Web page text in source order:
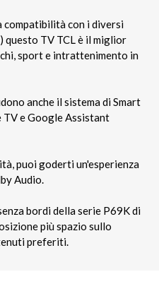
compatibilità con i diversi
TV TCL è il miglior
sport e intrattenimento in
anche il sistema di Smart
e Google Assistant
puoi goderti un'esperienza
Audio.
bordi della serie P69K di
più spazio sullo
preferiti.